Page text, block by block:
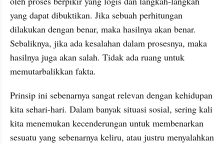
yang dapat dibuktikan. Jika sebuah perhitungan
dilakukan dengan benar, maka hasilnya akan benar.
Sebaliknya, jika ada kesalahan dalam prosesnya, maka
hasilnya juga akan salah. Tidak ada ruang untuk
memutarbalikkan fakta.
Prinsip ini sebenarnya sangat relevan dengan kehidupan
kita sehari-hari. Dalam banyak situasi sosial, sering kali
kita menemukan kecenderungan untuk membenarkan
sesuatu yang sebenarnya keliru, atau justru menyalahkan